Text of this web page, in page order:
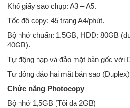
Khổ giấy sao chụp: A3 – A5.
Tốc độ copy: 45 trang A4/phút.
Bộ nhớ chuẩn: 1.5GB, HDD: 80GB
40GB).
Tự động nạp và đảo mặt bản gốc với
Tự động đảo hai mặt bản sao
Chức năng Photocopy
Bộ nhớ 1,5GB (Tối đa 2GB)